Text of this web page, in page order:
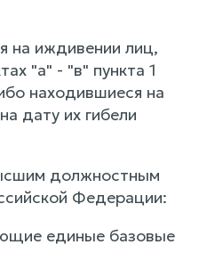
на иждивении лиц,
"а" - "в" пункта 1
находившиеся на
дату их гибели
должностным
Федерации:
единые базовые